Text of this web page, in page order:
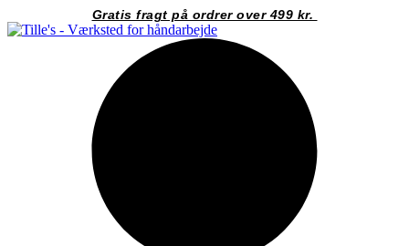
til
Gratis fragt på ordrer over 499 kr.